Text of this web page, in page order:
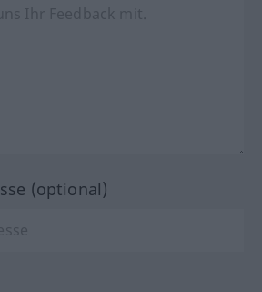
(optional)